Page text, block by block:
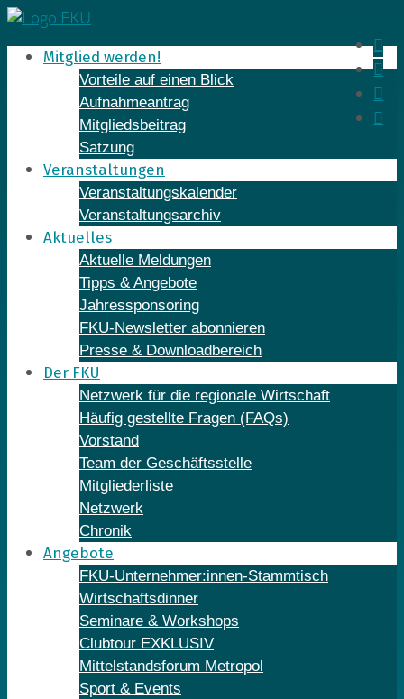
Skip
to
contentMitglied werden!
Vorteile auf einen Blick
Aufnahmeantrag
Mitgliedsbeitrag
Satzung
Veranstaltungen
Veranstaltungskalender
Veranstaltungsarchiv
Aktuelles
Aktuelle Meldungen
Tipps & Angebote
Jahressponsoring
FKU-Newsletter abonnieren
Presse & Downloadbereich
Der FKU
Netzwerk für die regionale Wirtschaft
Häufig gestellte Fragen (FAQs)
Vorstand
Team der Geschäftsstelle
Mitgliederliste
Netzwerk
Chronik
Angebote
FKU-Unternehmer:innen-Stammtisch
Wirtschaftsdinner
Seminare & Workshops
Clubtour EXKLUSIV
Mittelstandsforum Metropol
Sport & Events